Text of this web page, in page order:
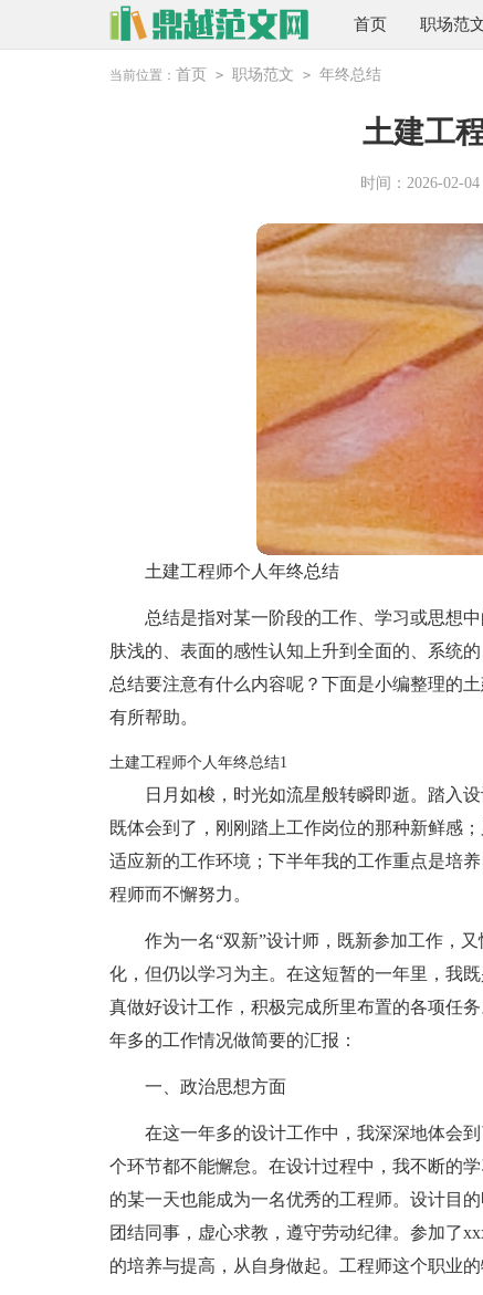
首页 职场范
当前位置： 首页 > 职场范文 > 年终总结
土建工
时间：2026-02-04
土建工程师个人年终总结
总结是指对某一阶段的工作、学习或思想
肤浅的、表面的感性认知上升到全面的、系统
总结要注意有什么内容呢？下面是小编整理的
有所帮助。
土建工程师个人年终总结1
日月如梭，时光如流星般转瞬即逝。踏入
既体会到了，刚刚踏上工作岗位的那种新鲜感
适应新的工作环境；下半年我的工作重点是培
程师而不懈努力。
作为一名“双新”设计师，既新参加工作，
化，但仍以学习为主。在这短暂的一年里，我
真做好设计工作，积极完成所里布置的各项任
年多的工作情况做简要的汇报：
一、政治思想方面
在这一年多的设计工作中，我深深地体会
个环节都不能懈怠。在设计过程中，我不断的
的某一天也能成为一名优秀的工程师。设计目
团结同事，虚心求教，遵守劳动纪律。参加了
的培养与提高，从自身做起。工程师这个职业